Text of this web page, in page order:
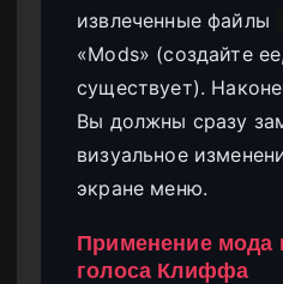
извлеченные файлы
«Mods» (создайте
существует).
Вы должны сразу
визуальное
экране меню.
Применение мода
голоса Клиффа